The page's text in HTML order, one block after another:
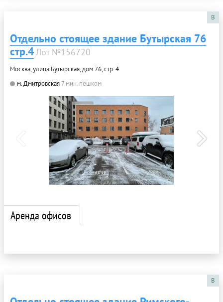
B
Отдельно стоящее здание Бутырская 76
стр.4Лот №156720
Москва, улица Бутырская, дом 76, стр. 4
м. Дмитровская 7 мин. пешком
Аренда офисов
B